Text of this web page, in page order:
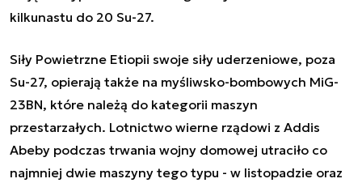
kilkunastu do 20 Su-27.
Siły Powietrzne Etiopii swoje siły uderzeniowe, poza
Su-27, opierają także na myśliwsko-bombowych MiG-
23BN, które należą do kategorii maszyn
przestarzałych. Lotnictwo wierne rządowi z Addis
Abeby podczas trwania wojny domowej utraciło co
najmniej dwie maszyny tego typu - w listopadzie oraz